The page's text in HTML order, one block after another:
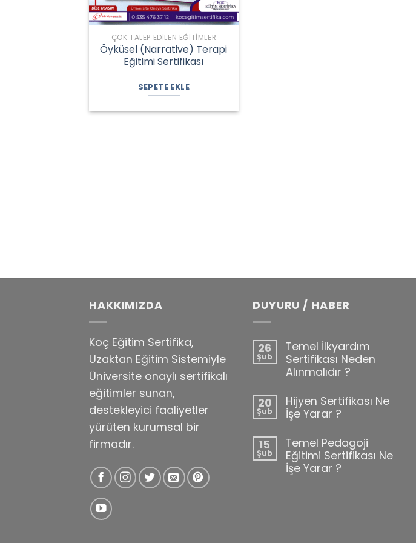
ÇOK TALEP EDILEN EĞITIMLER
Öyküsel (Narrative) Terapi
Eğitimi Sertifikası
fiyat:
2.100,00 ₺.
andaki
fiyat:
1.800,00 ₺.
SEPETE EKLE
HAKKIMIZDA
Koç Eğitim Sertifika,
Uzaktan Eğitim Sistemiyle
Üniversite onaylı sertifikalı
eğitimler sunan,
destekleyici faaliyetler
yürüten kurumsal bir
firmadır.
DUYURU / HABER
26
Şub
Temel İlkyardım
Sertifikası Neden
Alınmalıdır ?
20
Şub
Hijyen Sertifikası Ne
İşe Yarar ?
15
Şub
Temel Pedagoji
Eğitimi Sertifikası Ne
İşe Yarar ?